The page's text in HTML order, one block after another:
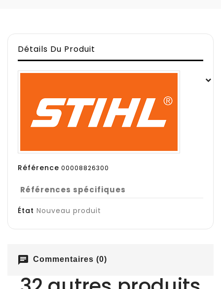
Détails Du Produit
Référence 00008826300
Références spécifiques
État Nouveau produit
chat Commentaires (0)